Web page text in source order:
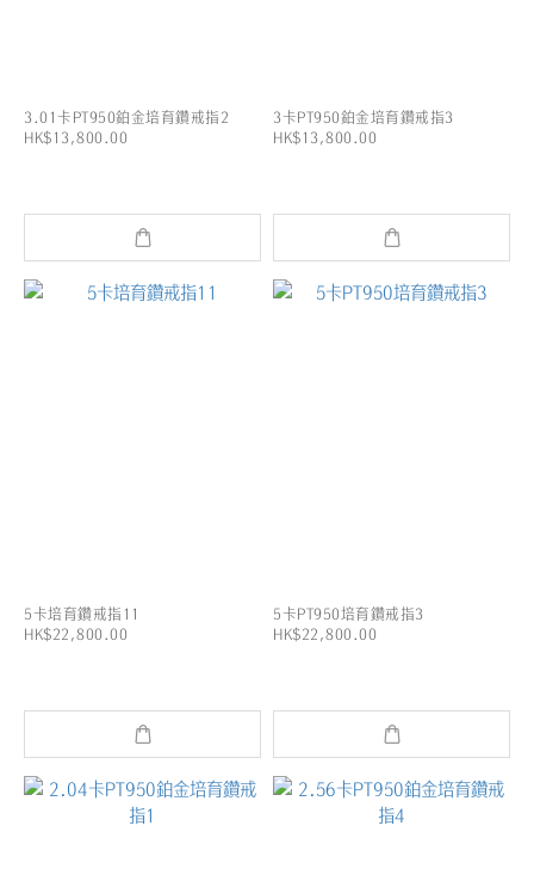
3.01卡PT950鉑金培育鑽戒指2
HK$13,800.00
3卡PT950鉑金培育鑽戒指3
HK$13,800.00
5卡培育鑽戒指11
HK$22,800.00
5卡PT950培育鑽戒指3
HK$22,800.00